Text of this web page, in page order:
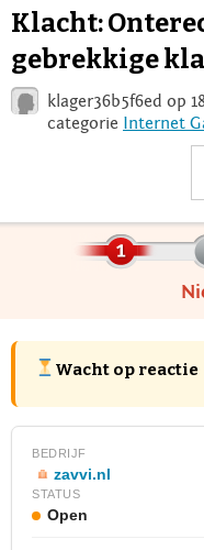
Voor
Login
Klacht:
gebrekkige
klager36b5f6ed op
categorie Internet
Wacht op reactie
BEDRIJF
zavvi.nl
STATUS
Open